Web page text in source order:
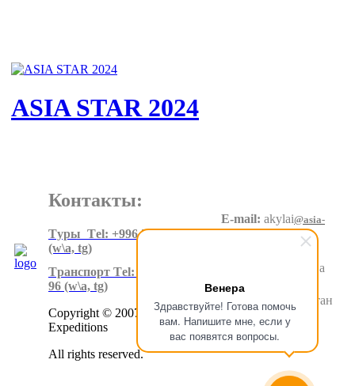
Венера
Здравствуйте! Готова помочь
вам. Напишите мне, если у
вас появятся вопросы.
ASIA STAR 2024
Контакты:
Tуры Тel: +996 550 60 20 90
(w\a, tg)
Tранспорт Тel: +996 500 80 99
96 (w\a, tg)
Copyright © 2007-2024 Asia
Expeditions
All rights reserved.
E-mail: akylai@asia-
expeditions.net
Суеркулова
Бишкек.Кыргызстан